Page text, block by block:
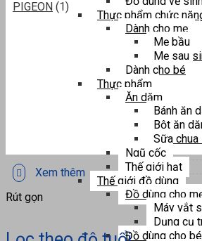
Thực phẩm chức
Dành cho mẹ
Mẹ bầu
Mẹ sau
Dành cho bé
Thực phẩm
Ăn dặm
Bánh ăn
Bột ăn
Sữa
Ngũ cốc
Thế giới hạt
Thế giới đồ dùng
Đồ dùng cho
Máy vắt
Dụng cụ
Đồ dùng cho bé
PIGEON (1)
Xem thêm
Rút gọn